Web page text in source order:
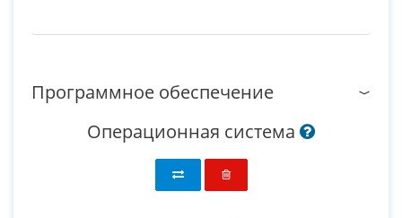
Программное обеспечение
Операционная система